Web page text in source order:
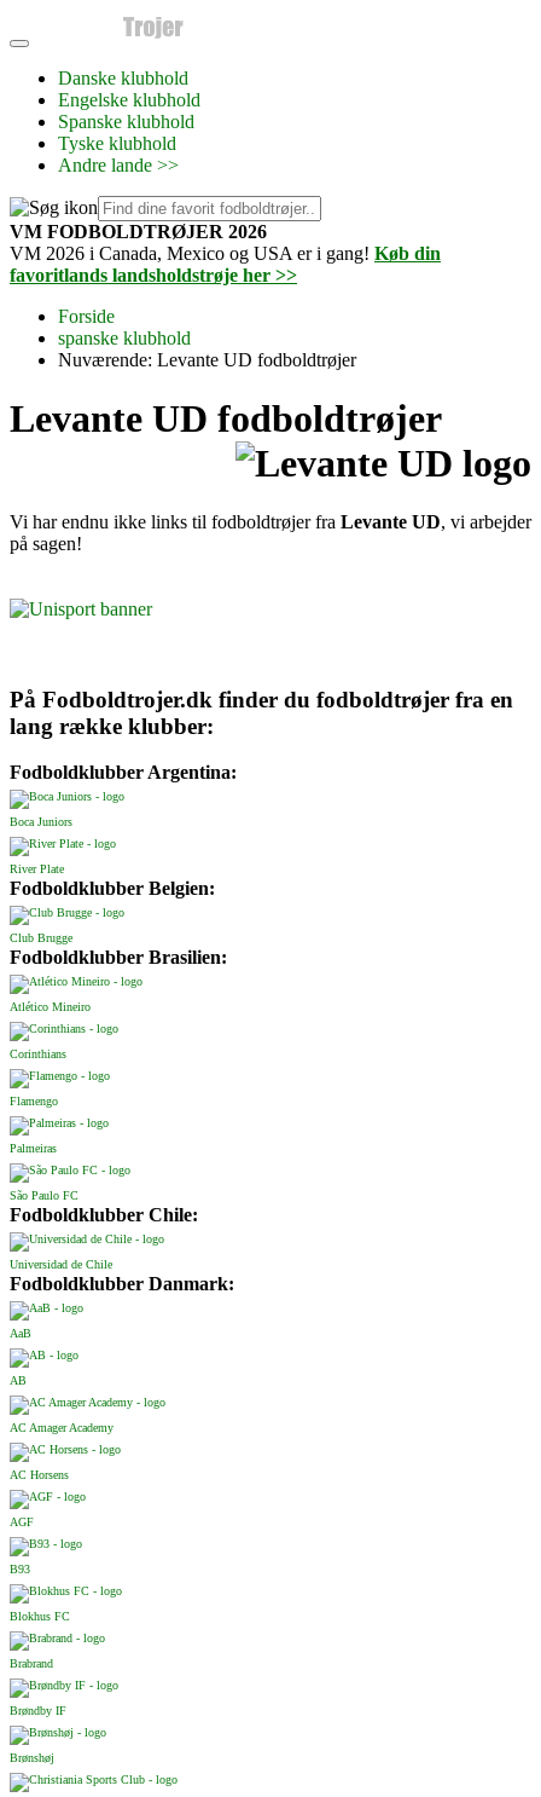
Danske klubhold
Engelske klubhold
Spanske klubhold
Tyske klubhold
Andre lande >>
VM FODBOLDTRØJER 2026
VM 2026 i Canada, Mexico og USA er i gang! Køb din
favoritlands landsholdstrøje her >>
Forside
spanske klubhold
Nuværende: Levante UD fodboldtrøjer
Levante UD fodboldtrøjer
Vi har endnu ikke links til fodboldtrøjer fra Levante UD, vi arbejder
på sagen!
På Fodboldtrojer.dk finder du fodboldtrøjer fra en
lang række klubber:
Fodboldklubber Argentina:
Boca Juniors
River Plate
Fodboldklubber Belgien:
Club Brugge
Fodboldklubber Brasilien:
Atlético Mineiro
Corinthians
Flamengo
Palmeiras
São Paulo FC
Fodboldklubber Chile:
Universidad de Chile
Fodboldklubber Danmark:
AaB
AB
AC Amager Academy
AC Horsens
AGF
B93
Blokhus FC
Brabrand
Brøndby IF
Brønshøj